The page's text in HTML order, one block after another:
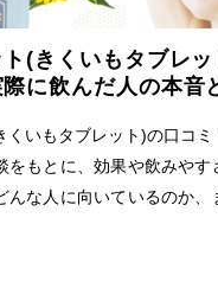
(きくいもタブレッ
に飲んだ人の本音
くいもタブレット)の口コミ
をもとに、効果や飲みやす
んな人に向いているのか、